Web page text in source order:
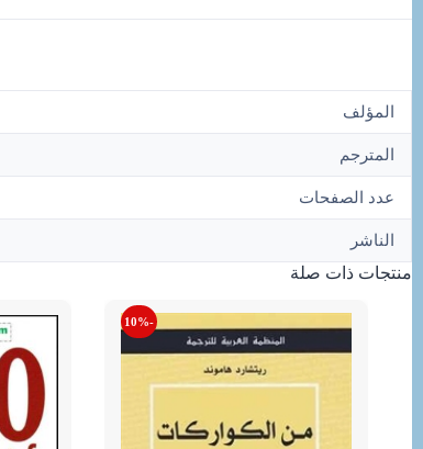
المؤلف
المترجم
عدد الصفحات
الناشر
منتجات ذات صلة
-10%